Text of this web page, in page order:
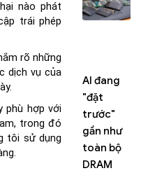
nào phát
trái phép
rõ những
dịch vụ của
phù hợp với
trong đó
tôi sử dụng
NVIDIA
Spark PC
sẽ ra mắt
AI đang
"đặt
trước"
gần như
toàn bộ
DRAM